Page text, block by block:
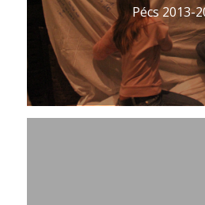
Pécs 2013-